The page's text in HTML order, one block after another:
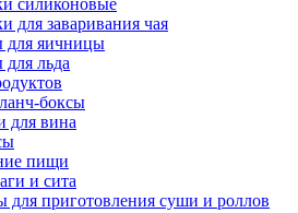
силиконовые
для заваривания чая
яичницы
льда
боксы
для вина
пищи
и сита
для приготовления суши и роллов